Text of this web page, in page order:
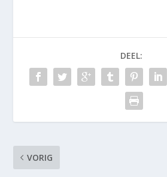
DEEL:
VORIG